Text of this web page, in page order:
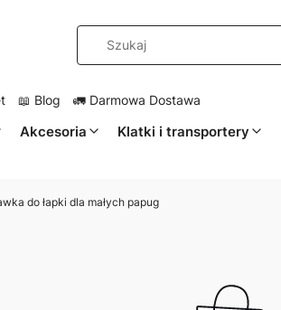
📖 Blog 🚛 Darmowa Dostawa
Akcesoria Klatki i transportery
do łapki dla małych papug